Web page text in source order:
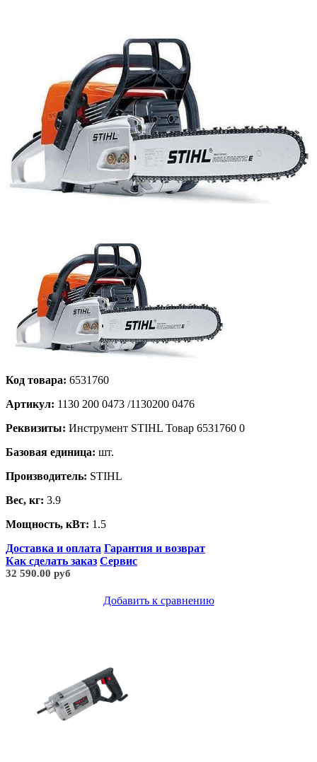
Код товара: 6531760
Артикул: 1130 200 0473 /1130200 0476
Реквизиты: Инструмент STIHL Товар 6531760 0
Базовая единица: шт.
Производитель: STIHL
Вес, кг: 3.9
Мощность, кВт: 1.5
Доставка и оплата Гарантия и возврат
Как сделать заказ Сервис
32 590.00 руб
Добавить к сравнению